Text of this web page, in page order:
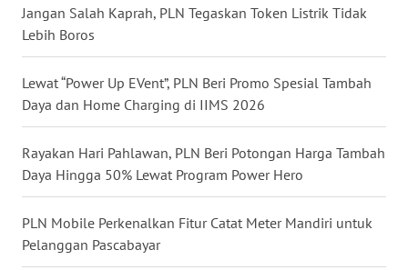
Jangan Salah Kaprah, PLN Tegaskan Token Listrik Tidak
Lebih Boros
Lewat “Power Up EVent”, PLN Beri Promo Spesial Tambah
Daya dan Home Charging di IIMS 2026
Rayakan Hari Pahlawan, PLN Beri Potongan Harga Tambah
Daya Hingga 50% Lewat Program Power Hero
PLN Mobile Perkenalkan Fitur Catat Meter Mandiri untuk
Pelanggan Pascabayar
WN
TAPANULI
TENGAH
WN DELI
SERDANG
WN